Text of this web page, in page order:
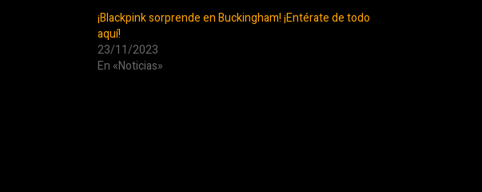
¡Blackpink sorprende en Buckingham! ¡Entérate de todo
aquí!
23/11/2023
En «Noticias»